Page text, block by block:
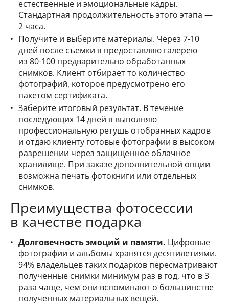
естественные и эмоциональные кадры.
Стандартная продолжительность этого этапа —
2 часа.
Получите и выберите материалы. Через 7-10
дней после съемки я предоставляю галерею
из 80-100 предварительно обработанных
снимков. Клиент отбирает то количество
фотографий, которое предусмотрено его
пакетом сертификата.
Заберите итоговый результат. В течение
последующих 14 дней я выполняю
профессиональную ретушь отобранных кадров
и отдаю клиенту готовые фотографии в высоком
разрешении через защищенное облачное
хранилище. При заказе дополнительной опции
возможна печать фотокниги или отдельных
снимков.
Преимущества фотосессии
в качестве подарка
Долговечность эмоций и памяти. Цифровые
фотографии и альбомы хранятся десятилетиями.
94% владельцев таких подарков пересматривают
полученные снимки минимум раз в год, что в 3
раза чаще, чем они вспоминают о большинстве
полученных материальных вещей.